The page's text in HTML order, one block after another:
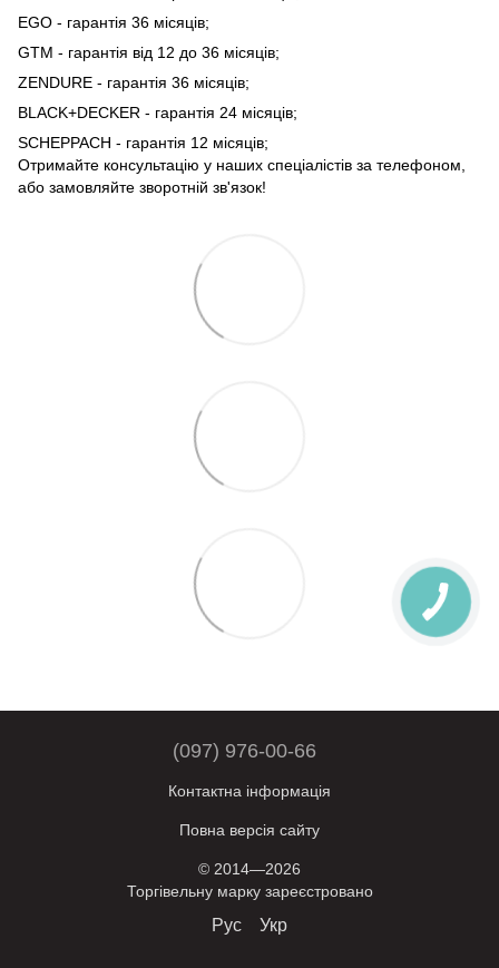
EGO - гарантія 36 місяців;
GTM - гарантія від 12 до 36 місяців;
ZENDURE - гарантія 36 місяців;
BLACK+DECKER - гарантія 24 місяців;
SCHEPPACH - гарантія 12 місяців;
Отримайте консультацію у наших спеціалістів за телефоном,
або замовляйте зворотній зв'язок!
(097) 976-00-66
Контактна інформація
Повна версія сайту
© 2014—2026
Торгівельну марку зареєстровано
Рус Укр